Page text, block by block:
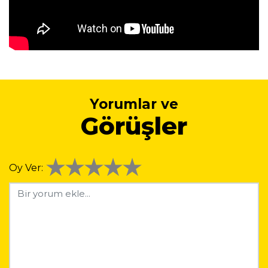
Yorumlar ve
Görüşler
Oy Ver: